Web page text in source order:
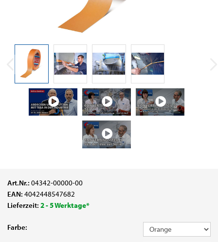
Art.Nr.: 04342-00000-00
EAN: 4042448547682
Lieferzeit: 2 - 5 Werktage*
Farbe: